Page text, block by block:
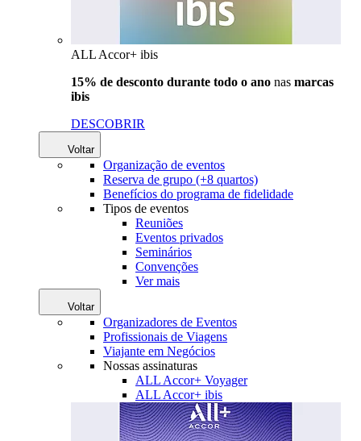
ALL Accor+ ibis
15% de desconto durante todo o ano nas marcas
ibis
DESCOBRIR
Voltar
Organização de eventos
Reserva de grupo (+8 quartos)
Benefícios do programa de fidelidade
Tipos de eventos
Reuniões
Eventos privados
Seminários
Convenções
Ver mais
Voltar
Organizadores de Eventos
Profissionais de Viagens
Viajante em Negócios
Nossas assinaturas
ALL Accor+ Voyager
ALL Accor+ ibis